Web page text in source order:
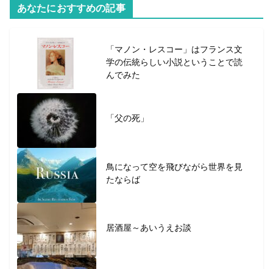
あなたにおすすめの記事
「マノン・レスコー」はフランス文
学の伝統らしい小説ということで読
んでみた
「父の死」
鳥になって空を飛びながら世界を見
たならば
居酒屋～あいうえお談